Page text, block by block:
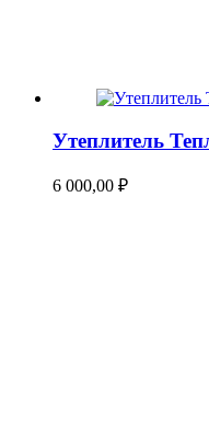
Утеплитель
6 000,00 ₽